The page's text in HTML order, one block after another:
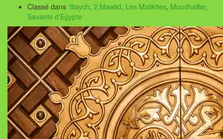
Classé dans 'Illaych, 2.Mawlid, Les Malikites, Moudhaffar,
Savants d'Egypte